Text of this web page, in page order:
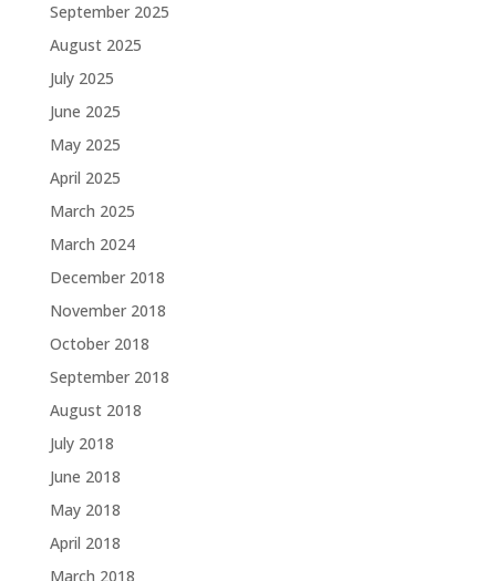
September 2025
August 2025
July 2025
June 2025
May 2025
April 2025
March 2025
March 2024
December 2018
November 2018
October 2018
September 2018
August 2018
July 2018
June 2018
May 2018
April 2018
March 2018